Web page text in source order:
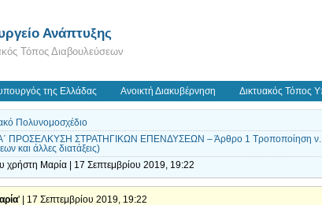
Ανάπτυξης
Τόπος Διαβουλεύσεων
της Ελλάδας Ανοικτή Διακυβέρνηση Δικτυακός Τόπος
Πολυνομοσχέδιο
ΠΡΟΣΕΛΚΥΣΗ ΣΤΡΑΤΗΓΙΚΩΝ ΕΠΕΝΔΥΣΕΩΝ – Άρθρο 1 Τροποποίηση ν.
και άλλες διατάξεις)
χρήστη Μαρία | 17 Σεπτεμβρίου 2019, 19:22
' | 17 Σεπτεμβρίου 2019, 19:22